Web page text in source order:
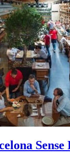
Sense